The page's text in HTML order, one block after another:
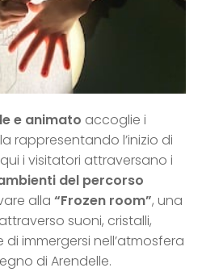
e animato accoglie i
rappresentando l’inizio di
i visitatori attraversano i
del percorso
alla “Frozen room”, una
suoni, cristalli,
immergersi nell’atmosfera
di Arendelle.